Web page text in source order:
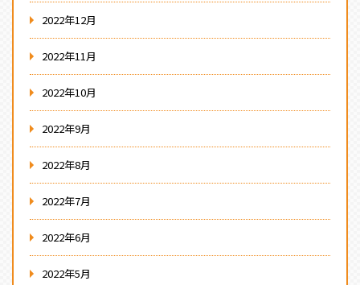
2022年12月
2022年11月
2022年10月
2022年9月
2022年8月
2022年7月
2022年6月
2022年5月